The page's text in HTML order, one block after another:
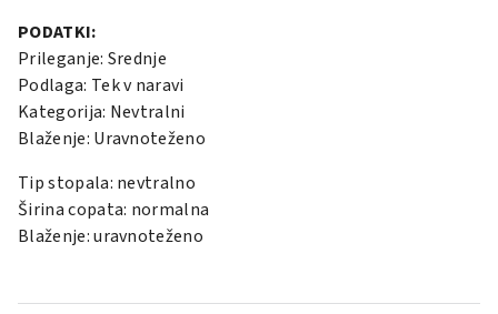
PODATKI:
Prileganje: Srednje
Podlaga: Tek v naravi
Kategorija: Nevtralni
Blaženje: Uravnoteženo
Tip stopala: nevtralno
Širina copata: normalna
Blaženje: uravnoteženo